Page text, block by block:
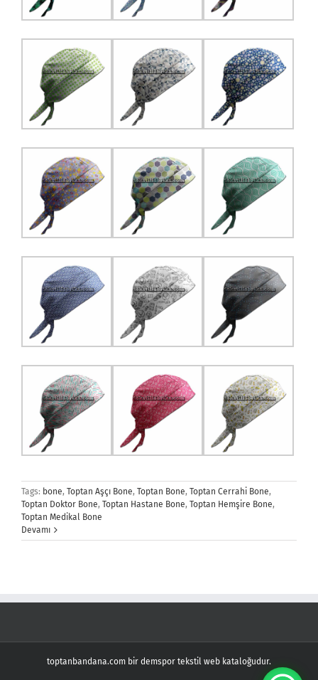
Tags: bone, Toptan Aşçı Bone, Toptan Bone, Toptan Cerrahi Bone,
Toptan Doktor Bone, Toptan Hastane Bone, Toptan Hemşire Bone,
Toptan Medikal Bone
Devamı
toptanbandana.com bir demspor tekstil web kataloğudur.